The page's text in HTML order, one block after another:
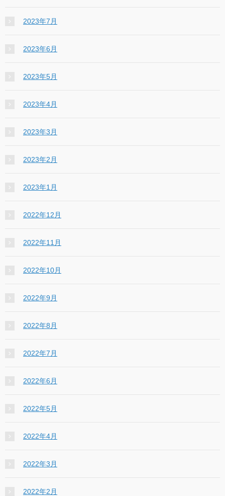
2023年7月
2023年6月
2023年5月
2023年4月
2023年3月
2023年2月
2023年1月
2022年12月
2022年11月
2022年10月
2022年9月
2022年8月
2022年7月
2022年6月
2022年5月
2022年4月
2022年3月
2022年2月